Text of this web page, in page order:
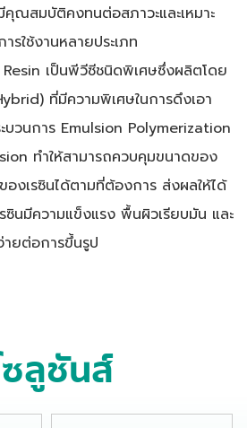
คุณสมบัติคงทนต่อสภาวะและเหมาะ
รใช้งานหลายประเภท
เป็นพีวีซีชนิดพิเศษซึ่งผลิตโดย
ที่มีความพิเศษในการดึงเอา
วนการ Emulsion Polymerization
ทำให้สามารถควบคุมขนาดของ
งเรซินได้ตามที่ต้องการ ส่งผลให้ได้
นมีความแข็งแรง พื้นผิวเรียบมัน และ
ายต่อการขึ้นรูป
ลูชันส์